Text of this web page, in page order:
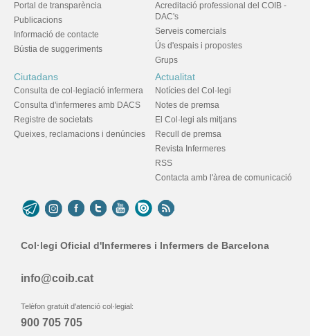
Portal de transparència
Publicacions
Informació de contacte
Bústia de suggeriments
Acreditació professional del COIB -
DAC's
Serveis comercials
Ús d'espais i propostes
Grups
Ciutadans
Consulta de col·legiació infermera
Consulta d'infermeres amb DACS
Registre de societats
Queixes, reclamacions i denúncies
Actualitat
Notícies del Col·legi
Notes de premsa
El Col·legi als mitjans
Recull de premsa
Revista Infermeres
RSS
Contacta amb l'àrea de comunicació
Col·legi Oficial d'Infermeres i Infermers de Barcelona
info@coib.cat
Telèfon gratuït d'atenció col·legial:
900 705 705